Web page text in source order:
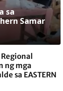
sa
Samar
ng mga
sa EASTERN